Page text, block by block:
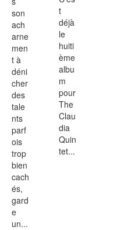
son
ach
arne
men
t à
déni
cher
des
tale
nts
parf
ois
trop
bien
cach
és,
gard
e
un...
t
déjà
le
huiti
ème
albu
m
pour
The
Clau
dia
Quin
tet...